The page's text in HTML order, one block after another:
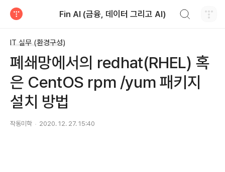
Fin AI (금융, 데이터 그리고 AI)
IT 실무 (환경구성)
폐쇄망에서의 redhat(RHEL) 혹
은 CentOS rpm /yum 패키지
설치 방법
작동미학 2020. 12. 27. 15:40